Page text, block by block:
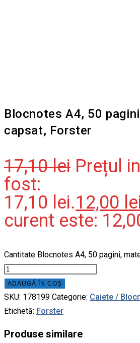
Blocnotes A4, 50
capsat, Forster
17,10lei Prețul
fost:
17,10 lei.12,00
curent este:
Cantitate Blocnotes A4, 50 pagini,
ADAUGĂ ÎN COȘ
SKU: 178199 Categorie: Caiete /
Etichetă: Forster
Produse similare